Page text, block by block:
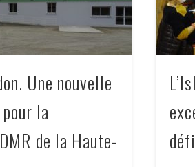
Une nouvelle
la
de la Haute-